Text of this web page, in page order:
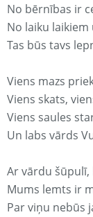
No bērnības ir
No laiku laikiem
Tas būs tavs
Viens mazs
Viens skats,
Viens saules
Un labs vārds
Ar vārdu šūpulī,
Mums lemts ir
Par viņu nebūs